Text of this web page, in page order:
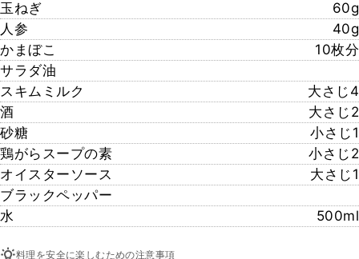
玉ねぎ
60g
人参
40g
かまぼこ
10枚分
サラダ油
スキムミルク
大さじ4
酒
大さじ2
砂糖
小さじ1
鶏がらスープの素
小さじ2
オイスターソース
大さじ1
ブラックペッパー
水
500ml
料理を安全に楽しむための注意事項